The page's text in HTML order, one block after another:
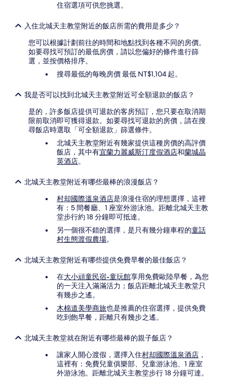
款
住宿選項可供您挑選。
入住北城天主教堂附近的飯店所需的費用是多少？
您可以根據計劃前往的時間和地點找到各種不同的房價。
如要尋找可預訂的最低房價，請以您偏好的條件進行篩
選，並按價格排序。
搜尋最低的每晚房價 最低 NT$1,104 起。
我是否可以找到北城天主教堂附近可全額退款的飯店？
是的，許多飯店提供可退款的客房預訂，您只要在取消期
限前取消即可獲得退款。如要尋找可退款的房價，請在搜
尋飯店時選取「可全額退款」篩選條件。
北城天主教堂附近有幾家提供這種房價的高評價
飯店，其中有宜蘭力麗威斯汀度假酒店和蘭城晶
英酒店。
北城天主教堂附近有哪些最棒的浪漫飯店？
村却國際溫泉酒店是浪漫住宿的理想選擇，這裡
有：5 間餐廳、1 座室外游泳池。距離北城天主教
堂步行約 18 分鐘即可抵達。
另一個很不錯的選擇，是只有幾分鐘車程的童話
村生態渡假農場。
北城天主教堂附近有哪些提供免費早餐的最佳飯店？
在大小頑童民宿-童玩館享用免費歐陸早餐，為您
的一天注入滿滿活力；飯店距離北城天主教堂只
有幾步之遙。
木棉道美學商旅也是推薦的住宿選擇，提供免費
吃到飽早餐，距離只有幾步之遙。
北城天主教堂就在附近有哪些最棒的親子飯店？
讓家人開心渡假，選擇入住村却國際溫泉酒店 ，
這裡有：免費兒童俱樂部、兒童游泳池、1 座室
外游泳池。距離北城天主教堂步行 18 分鐘可達。